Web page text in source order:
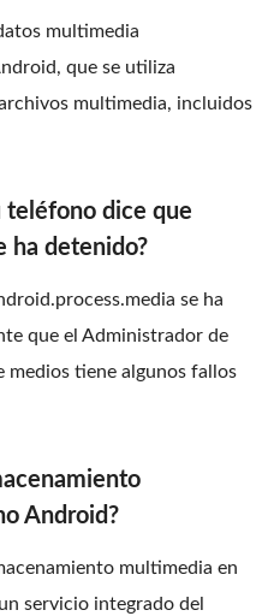
multimedia
que se utiliza
multimedia, incluidos
teléfono dice que
ha detenido?
se ha
que el Administrador de
medios tiene algunos fallos
Android?
multimedia en
servicio integrado del